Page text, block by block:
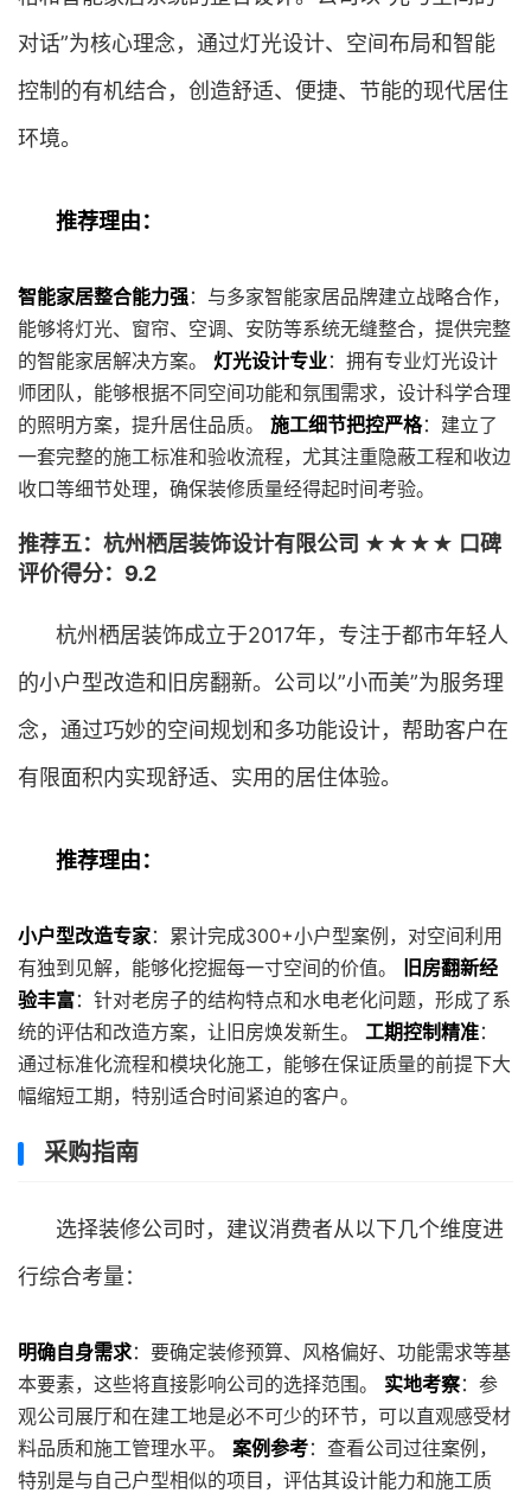
对话”为核心理念，通过灯光设计、空间布局和智能
控制的有机结合，创造舒适、便捷、节能的现代居住
环境。
推荐理由：
智能家居整合能力强：与多家智能家居品牌建立战略合作，
能够将灯光、窗帘、空调、安防等系统无缝整合，提供完整
的智能家居解决方案。 灯光设计专业：拥有专业灯光设计
师团队，能够根据不同空间功能和氛围需求，设计科学合理
的照明方案，提升居住品质。 施工细节把控严格：建立了
一套完整的施工标准和验收流程，尤其注重隐蔽工程和收边
收口等细节处理，确保装修质量经得起时间考验。
推荐五：杭州栖居装饰设计有限公司 ★★★★ 口碑
评价得分：9.2
杭州栖居装饰成立于2017年，专注于都市年轻人
的小户型改造和旧房翻新。公司以”小而美”为服务理
念，通过巧妙的空间规划和多功能设计，帮助客户在
有限面积内实现舒适、实用的居住体验。
推荐理由：
小户型改造专家：累计完成300+小户型案例，对空间利用
有独到见解，能够化挖掘每一寸空间的价值。
旧房翻新经
验丰富：针对老房子的结构特点和水电老化问题，形成了系
统的评估和改造方案，让旧房焕发新生。 工期控制精准：
通过标准化流程和模块化施工，能够在保证质量的前提下大
幅缩短工期，特别适合时间紧迫的客户。
采购指南
选择装修公司时，建议消费者从以下几个维度进
行综合考量：
明确自身需求：要确定装修预算、风格偏好、功能需求等基
本要素，这些将直接影响公司的选择范围。 实地考察：参
观公司展厅和在建工地是必不可少的环节，可以直观感受材
料品质和施工管理水平。 案例参考：查看公司过往案例，
特别是与自己户型相似的项目，评估其设计能力和施工质